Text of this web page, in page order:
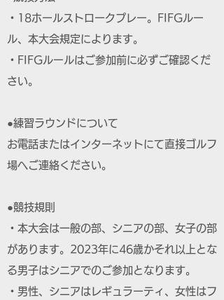
・18ホールストロークプレー。FIFGルー
ル、本大会規定によります。
・FIFGルールはご参加前に必ずご確認くだ
さい。
●練習ラウンドについて
お電話またはインターネットにて直接ゴルフ
場へご連絡ください。
●競技規則
・本大会は一般の部、シニアの部、女子の部
があります。2023年に46歳かそれ以上とな
る男子はシニアでのご参加となります。
・男性、シニアはレギュラーティ、女性はフ